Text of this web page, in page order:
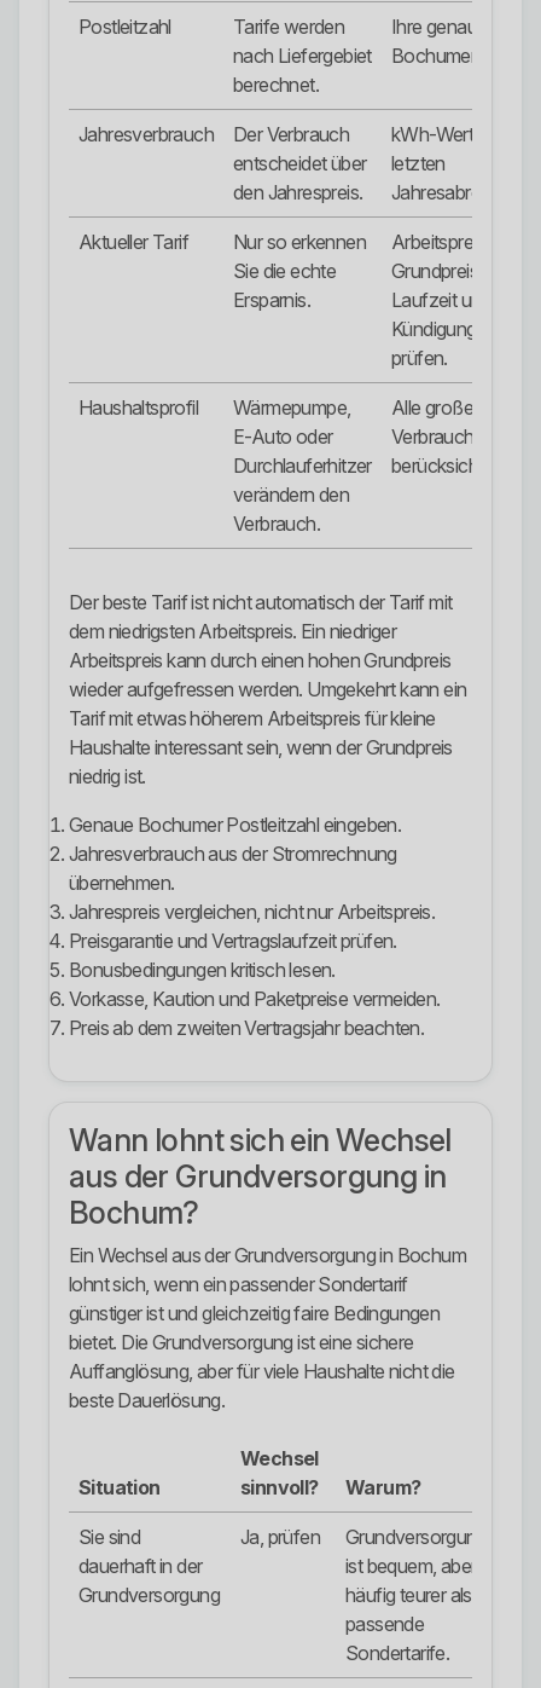
Postleitzahl
Tarife werden
nach Liefergebiet
berechnet.
Ihre genaue
Bochumer PLZ.
Jahresverbrauch
Der Verbrauch
entscheidet über
den Jahrespreis.
kWh-Wert aus der
letzten
Aktueller Tarif
Nur so erkennen
Sie die echte
Ersparnis.
Arbeitspreis,
Grundpreis,
Laufzeit und
Kündigungsfrist
prüfen.
Haushaltsprofil
Wärmepumpe,
E-Auto oder
Durchlauferhitzer
verändern den
Verbrauch.
Alle großen
Verbraucher
berücksichtigen.
Der beste Tarif ist nicht automatisch der Tarif mit
dem niedrigsten Arbeitspreis. Ein niedriger
Arbeitspreis kann durch einen hohen Grundpreis
wieder aufgefressen werden. Umgekehrt kann ein
Tarif mit etwas höherem Arbeitspreis für kleine
Haushalte interessant sein, wenn der Grundpreis
niedrig ist.
Genaue Bochumer Postleitzahl eingeben.
Jahresverbrauch aus der Stromrechnung
übernehmen.
Jahrespreis vergleichen, nicht nur Arbeitspreis.
Preisgarantie und Vertragslaufzeit prüfen.
Bonusbedingungen kritisch lesen.
Vorkasse, Kaution und Paketpreise vermeiden.
Preis ab dem zweiten Vertragsjahr beachten.
Wann lohnt sich ein Wechsel
aus der Grundversorgung in
Bochum?
Ein Wechsel aus der Grundversorgung in Bochum
lohnt sich, wenn ein passender Sondertarif
günstiger ist und gleichzeitig faire Bedingungen
bietet. Die Grundversorgung ist eine sichere
Auffanglösung, aber für viele Haushalte nicht die
beste Dauerlösung.
Situation
Wechsel
sinnvoll?
Warum?
Sie sind
dauerhaft in der
Grundversorgung
Ja, prüfen
Grundversorgung
ist bequem, aber
häufig teurer als
passende
Sondertarife.